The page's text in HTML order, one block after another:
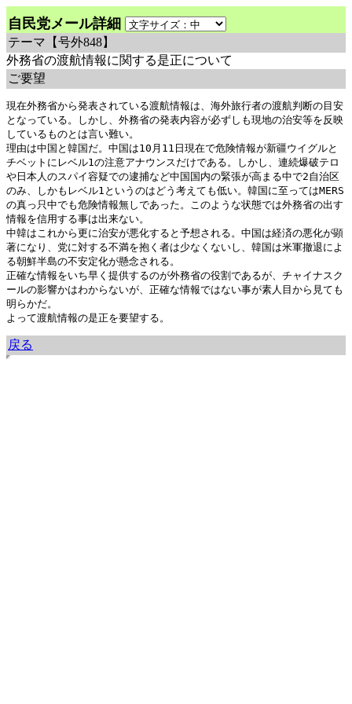
自民党メール詳細
テーマ 【号外848】
外務省の渡航情報に関する是正について
ご要望
現在外務省から発表されている渡航情報は、海外旅行者の渡航判断の目安
となっている。しかし、外務省の発表内容が必ずしも現地の治安等を反映
しているものとは言い難い。
理由は中国と韓国だ。中国は10月11日現在で危険情報が新疆ウイグルと
チベットにレベル1の注意アナウンスだけである。しかし、連続爆破テロ
や日本人のスパイ容疑での逮捕など中国国内の緊張が高まる中で2自治区
のみ、しかもレベル1というのはどう考えても低い。韓国に至ってはMERS
の真っ只中でも危険情報無しであった。このような状態では外務省の出す
情報を信用する事は出来ない。
中韓はこれから更に治安が悪化すると予想される。中国は経済の悪化が顕
著になり、党に対する不満を抱く者は少なくないし、韓国は米軍撤退によ
る朝鮮半島の不安定化が懸念される。
正確な情報をいち早く提供するのが外務省の役割であるが、チャイナスク
ールの影響かはわからないが、正確な情報ではない事が素人目から見ても
明らかだ。
よって渡航情報の是正を要望する。
戻る